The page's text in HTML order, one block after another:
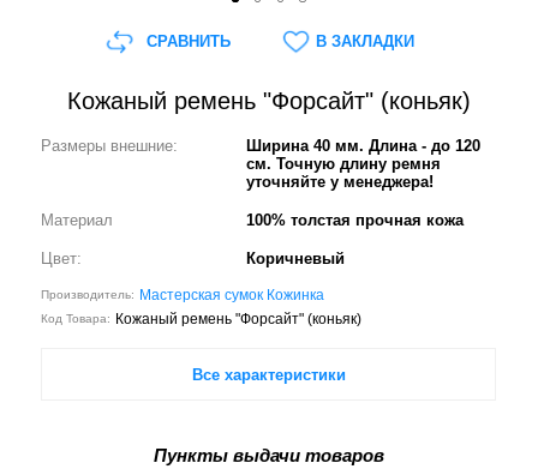
Кожаный ремень "Форсайт" (коньяк)
Размеры внешние:
Ширина 40 мм. Длина - до 120
см. Точную длину ремня
уточняйте у менеджера!
Материал 100% толстая прочная кожа
Цвет: Коричневый
Производитель: Мастерская сумок Кожинка
Код Товара: Кожаный ремень "Форсайт" (коньяк)
Все характеристики
Пункты выдачи товаров
СРАВНИТЬ В ЗАКЛАДКИ